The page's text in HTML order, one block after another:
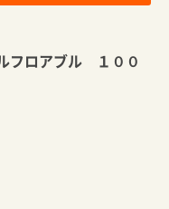
フロアブル １００